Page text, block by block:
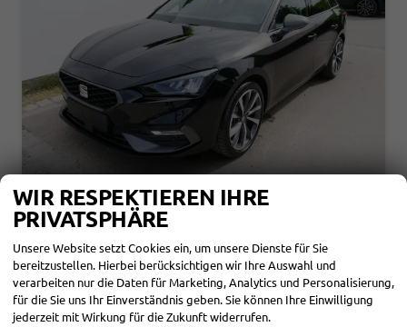
SEAT LEON SPORTSTOURER
sofort lieferbar Fahrzeug mit Tageszulassung
Fahrzeugnr. 863680 Getriebe
Automatik
Kraftstoff Diesel Außenfarbe Midnight Schwarz Metallic
Leistung 110 kW (150 PS) Kilometerstand 10 km
WIR RESPEKTIEREN IHRE
PRIVATSPHÄRE
Unsere Website setzt Cookies ein, um unsere Dienste für Sie
bereitzustellen. Hierbei berücksichtigen wir Ihre Auswahl und
verarbeiten nur die Daten für Marketing, Analytics und Personalisierung,
für die Sie uns Ihr Einverständnis geben. Sie können Ihre Einwilligung
jederzeit mit Wirkung für die Zukunft widerrufen.